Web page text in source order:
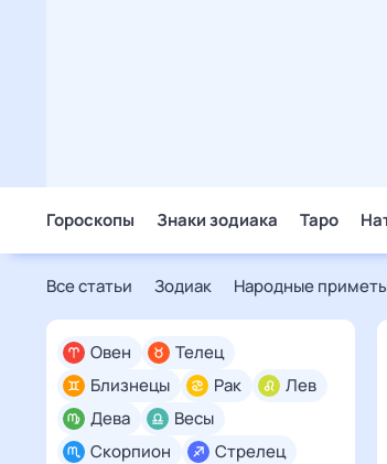
Гороскопы Знаки зодиака Таро
Все статьи Зодиак Народные
Овен
Телец
Близнецы
Рак
Лев
Дева
Весы
Скорпион
Стрелец